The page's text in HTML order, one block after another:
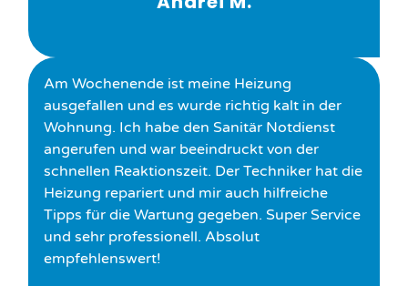
Am Wochenende ist meine Heizung
ausgefallen und es wurde richtig kalt in der
Wohnung. Ich habe den Sanitär Notdienst
angerufen und war beeindruckt von der
schnellen Reaktionszeit. Der Techniker hat die
Heizung repariert und mir auch hilfreiche
Tipps für die Wartung gegeben. Super Service
und sehr professionell. Absolut
empfehlenswert!